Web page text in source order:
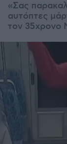
«Σας
αυτόπτες
τον 35χρονο